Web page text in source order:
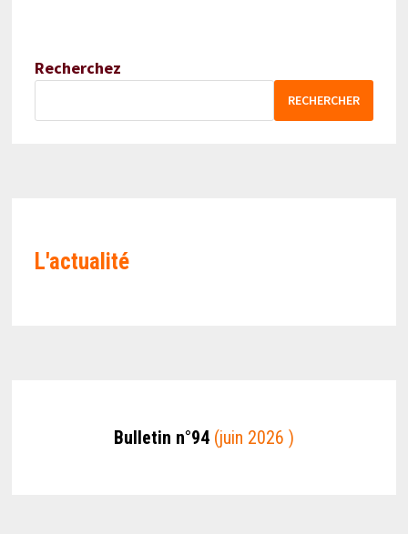
Recherchez
RECHERCHER
L'actualité
Bulletin n°94(juin 2026 )